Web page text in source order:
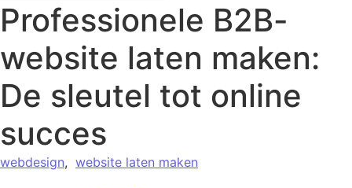
Professionele B2B-
website laten maken:
De sleutel tot online
succes
webdesign, website laten maken